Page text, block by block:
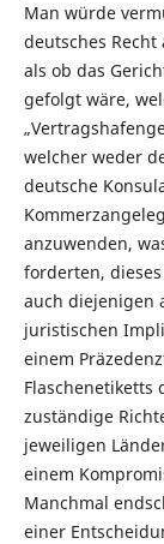
Man würde
deutsches
als ob das
gefolgt wäre,
welcher weder
deutsche
anzuwenden,
forderten,
auch diejenigen
juristischen
einem
Flaschenetiketts
zuständige
jeweiligen
einem
Manchmal
einer